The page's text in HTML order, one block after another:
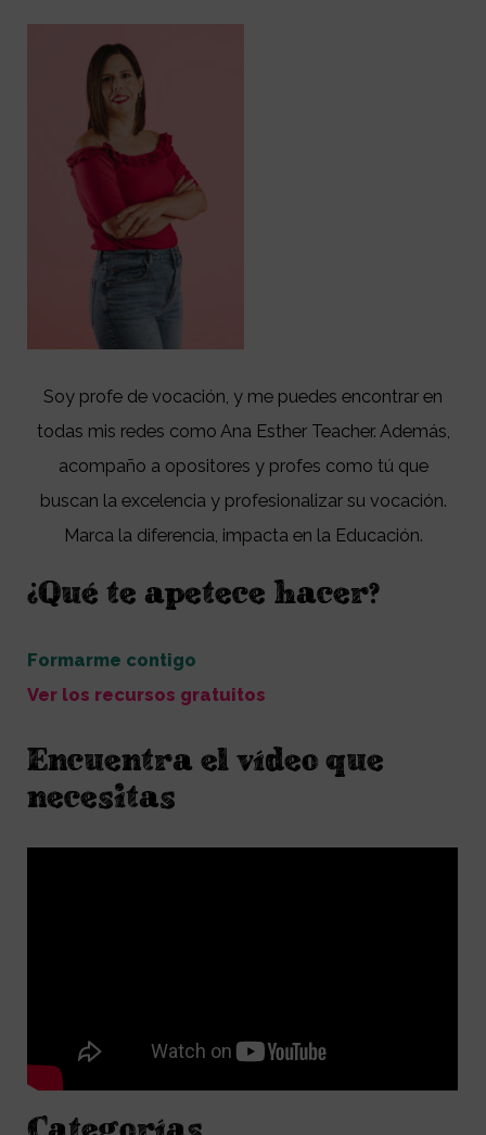
Soy profe de vocación, y me puedes encontrar en
todas mis redes como Ana Esther Teacher. Además,
acompaño a opositores y profes como tú que
buscan la excelencia y profesionalizar su vocación.
Marca la diferencia, impacta en la Educación.
¿Qué te apetece hacer?
Formarme contigo
Ver los recursos gratuitos
Encuentra el vídeo que
necesitas